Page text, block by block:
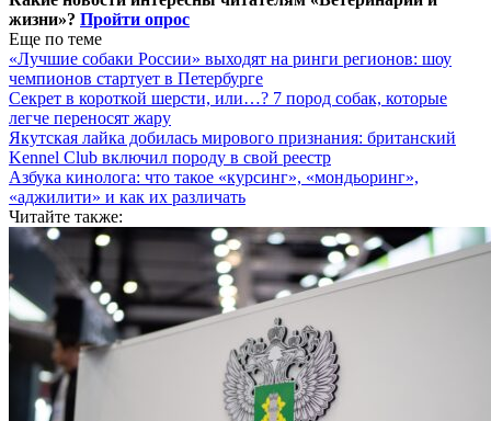
жизни»? Пройти опрос
Еще по теме
«Лучшие собаки России» выходят на ринги регионов: шоу
чемпионов стартует в Петербурге
Секрет в короткой шерсти, или…? 7 пород собак, которые
легче переносят жару
Якутская лайка добилась мирового признания: британский
Kennel Club включил породу в свой реестр
Азбука кинолога: что такое «курсинг», «мондьоринг»,
«аджилити» и как их различать
Читайте также: